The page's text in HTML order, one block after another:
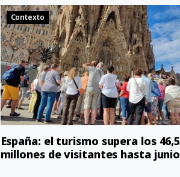
Contexto
España: el turismo supera los 46,5
millones de visitantes hasta junio